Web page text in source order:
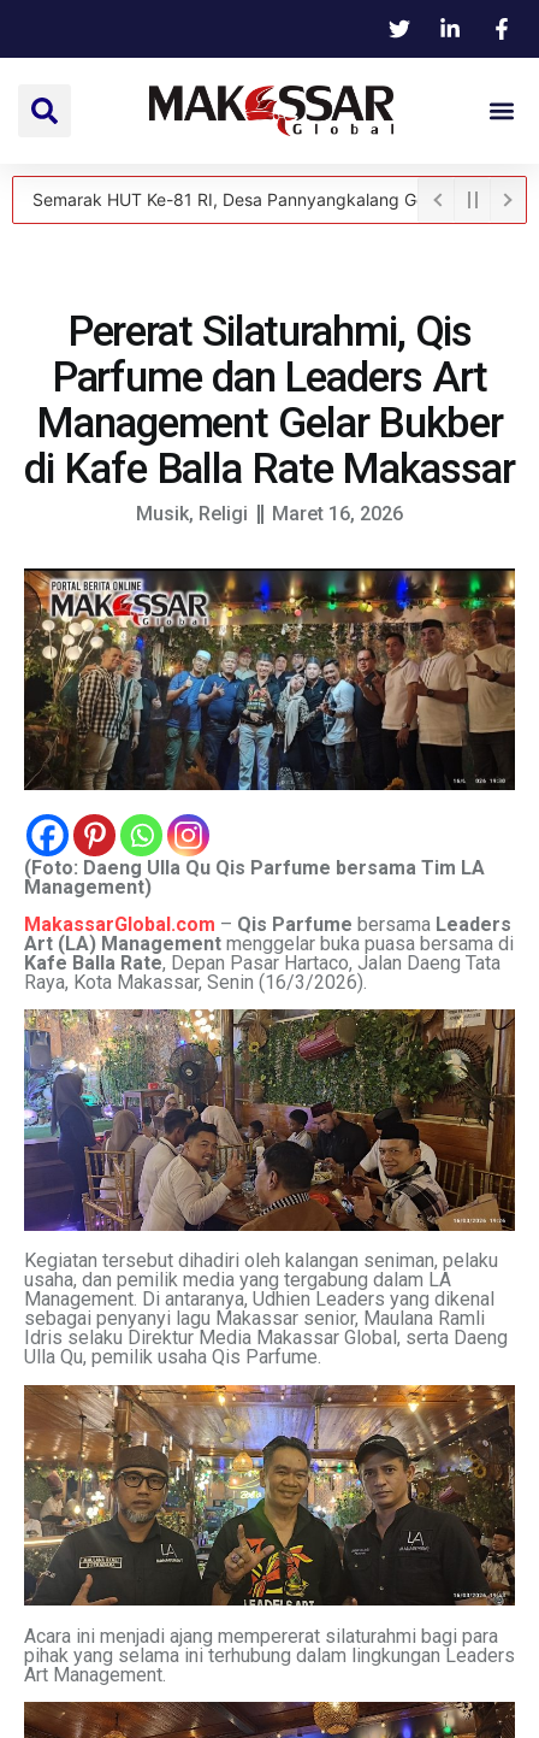
HUT Ke-81 RI, Desa Pannyangkalang Gelar Turnamen Bola Voli di
Pererat Silaturahmi, Qis
Parfume dan Leaders Art
Management Gelar Bukber
di Kafe Balla Rate Makassar
Musik, Religi Maret 16, 2026
(Foto: Daeng Ulla Qu Qis Parfume bersama Tim LA
Management)
MakassarGlobal.com – Qis Parfume bersama Leaders
Art (LA) Management menggelar buka puasa bersama di
Kafe Balla Rate, Depan Pasar Hartaco, Jalan Daeng Tata
Raya, Kota Makassar, Senin (16/3/2026).
Kegiatan tersebut dihadiri oleh kalangan seniman, pelaku
usaha, dan pemilik media yang tergabung dalam LA
Management. Di antaranya, Udhien Leaders yang dikenal
sebagai penyanyi lagu Makassar senior, Maulana Ramli
Idris selaku Direktur Media Makassar Global, serta Daeng
Ulla Qu, pemilik usaha Qis Parfume.
Acara ini menjadi ajang mempererat silaturahmi bagi para
pihak yang selama ini terhubung dalam lingkungan Leaders
Art Management.